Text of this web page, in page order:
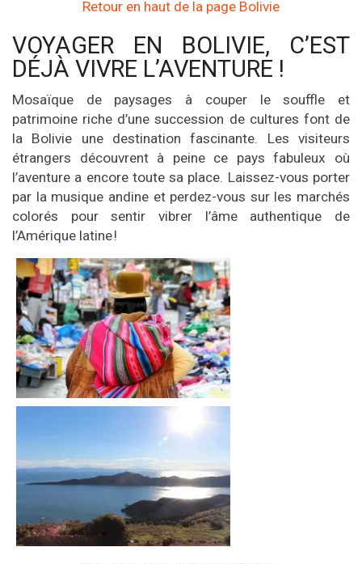
Retour en haut de la page Bolivie
VOYAGER EN BOLIVIE, C’EST
DÉJÀ VIVRE L’AVENTURE !
Mosaïque de paysages à couper le souffle et
patrimoine riche d’une succession de cultures font de
la Bolivie une destination fascinante. Les visiteurs
étrangers découvrent à peine ce pays fabuleux où
l’aventure a encore toute sa place. Laissez-vous porter
par la musique andine et perdez-vous sur les marchés
colorés pour sentir vibrer l’âme authentique de
l’Amérique latine !